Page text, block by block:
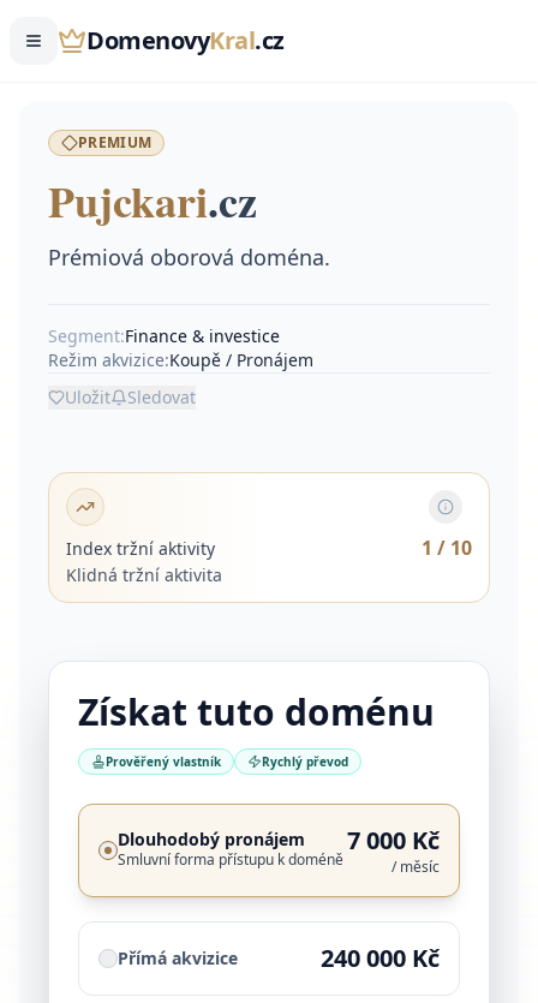
DomenovyKral.cz
PREMIUM
Pujckari.cz
Prémiová oborová doména.
Segment:Finance & investice
Režim akvizice:Koupě / Pronájem
Uložit
Sledovat
Index tržní aktivity 1 / 10
Klidná tržní aktivita
Získat tuto doménu
Prověřený vlastník Rychlý převod
Dlouhodobý pronájem
Smluvní forma přístupu k doméně
7 000 Kč
/ měsíc
Přímá akvizice 240 000 Kč